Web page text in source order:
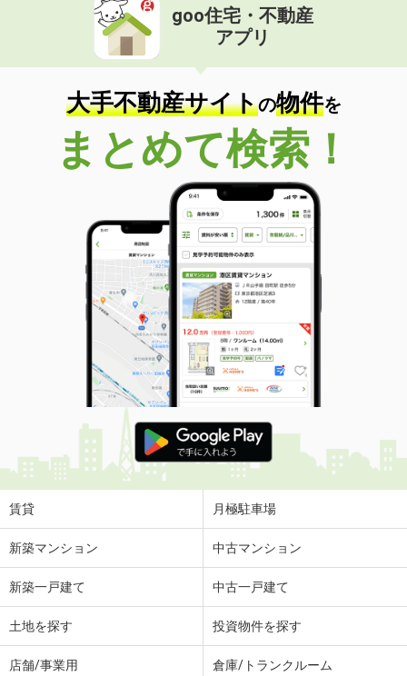
goo住宅・不動産
アプリ
大手不動産サイトの物件を
まとめて検索！
賃貸 月極駐車場
新築マンション 中古マンション
新築一戸建て 中古一戸建て
土地を探す 投資物件を探す
店舗/事業用 倉庫/トランクルーム